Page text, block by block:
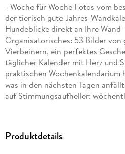
- Woche für Woche Fotos vom
der tierisch gute Jahres-
Hundeblicke direkt an Ihre
Organisatorisches: 53 Bilder von
Vierbeinern, ein perfektes
täglicher Kalender mit Herz und
praktischen Wochenkalendarium
was in den nächsten Tagen
auf Stimmungsaufheller:
von Harenberg im Athesia
Produktdetails